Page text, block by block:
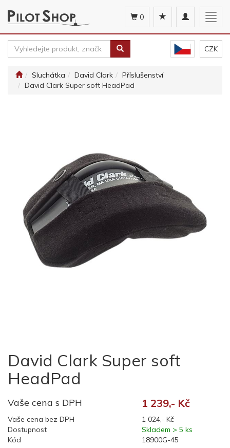
Toggle
navigation
0
CZK
Sluchátka David Clark
Příslušenství
David Clark Super soft HeadPad
David Clark Super soft
HeadPad
Vaše cena s DPH 1 239,- Kč
Vaše cena bez DPH
1 024,- Kč
Dostupnost
Skladem > 5 ks
Kód
18900G-45